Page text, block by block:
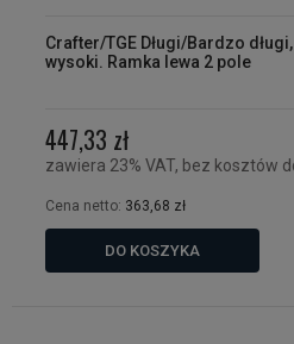
Crafter/TGE Długi/Bardzo
wysoki. Ramka lewa 2 pole
447,33 zł
zawiera 23% VAT, bez kosztów
Cena netto: 363,68 zł
DO KOSZYKA